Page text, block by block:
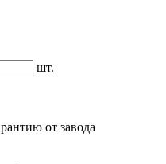
шт.
от завода